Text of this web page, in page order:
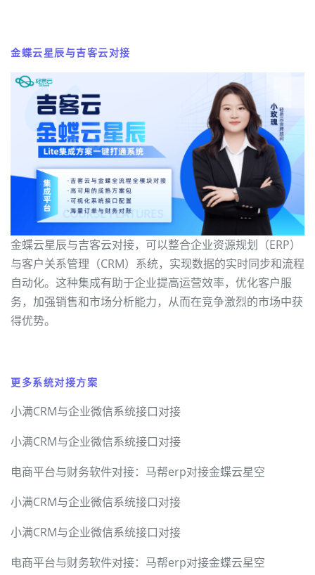
金蝶云星辰与吉客云对接
金蝶云星辰与吉客云对接，可以整合企业资源规划（ERP）
与客户关系管理（CRM）系统，实现数据的实时同步和流程
自动化。这种集成有助于企业提高运营效率，优化客户服
务，加强销售和市场分析能力，从而在竞争激烈的市场中获
得优势。
更多系统对接方案
小满CRM与企业微信系统接口对接
小满CRM与企业微信系统接口对接
电商平台与财务软件对接：马帮erp对接金蝶云星空
小满CRM与企业微信系统接口对接
小满CRM与企业微信系统接口对接
电商平台与财务软件对接：马帮erp对接金蝶云星空